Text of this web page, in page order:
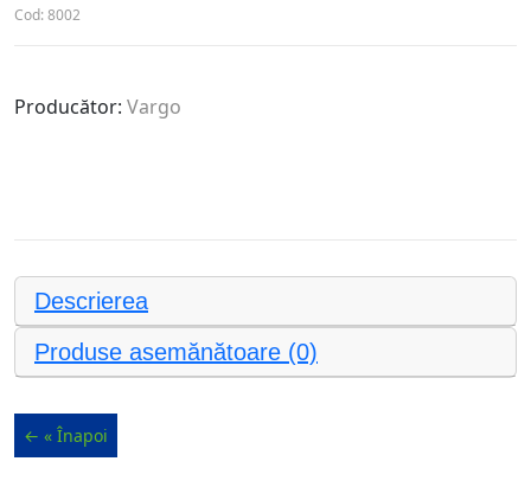
Cod:8002
Producător: Vargo
Descrierea
Produse asemănătoare (0)